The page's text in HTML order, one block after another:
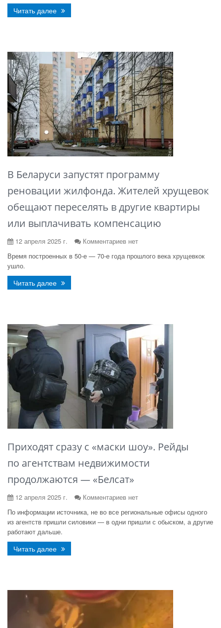
Читать далее
В Беларуси запустят программу
реновации жилфонда. Жителей хрущевок
обещают переселять в другие квартиры
или выплачивать компенсацию
12 апреля 2025 г.
Комментариев нет
Время построенных в 50-е — 70-е года прошлого века хрущевкок
ушло.
Читать далее
Приходят сразу с «маски шоу». Рейды
по агентствам недвижимости
продолжаются — «Белсат»
12 апреля 2025 г.
Комментариев нет
По информации источника, не во все региональные офисы одного
из агентств пришли силовики — в одни пришли с обыском, а другие
работают дальше.
Читать далее